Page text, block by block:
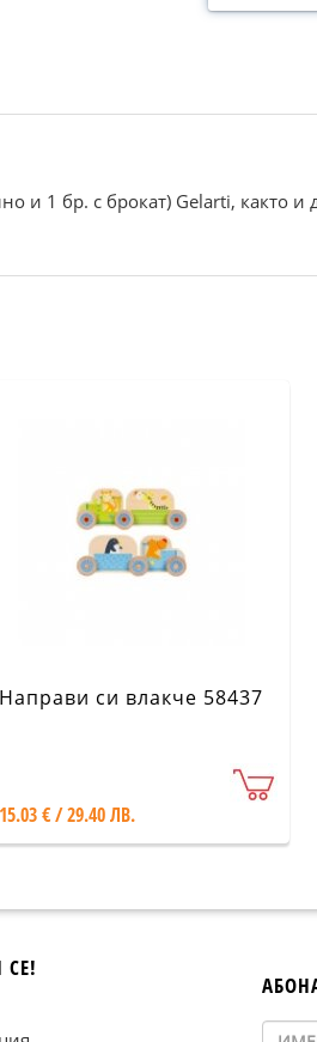
и 1 бр. с брокат) Gelarti, както и
Направи си влакче 58437
15.03 € / 29.40 ЛВ.